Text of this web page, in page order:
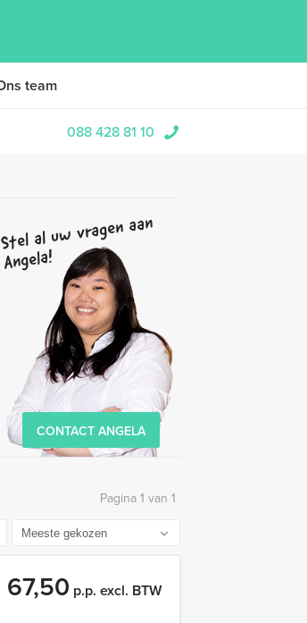
team
088 428 81 10
Stel al uw vragen aan
Angela!
CONTACT ANGELA
Pagina 1 van 1
p.p. excl. BTW